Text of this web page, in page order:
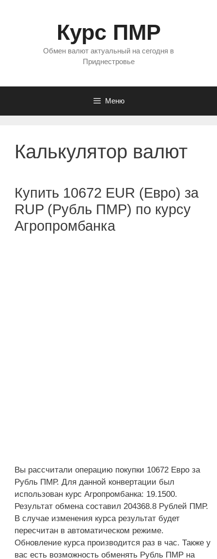
Курс ПМР
Обмен валют актуальный на сегодня в
Приднестровье
Меню
Калькулятор валют
Купить 10672 EUR (Евро) за
RUP (Рубль ПМР) по курсу
Агропромбанка
Вы рассчитали операцию покупки 10672 Евро за
Рубль ПМР. Для данной конвертации был
использован курс Агропромбанка: 19.1500.
Результат обмена составил 204368.8 Рублей ПМР.
В случае изменения курса результат будет
пересчитан в автоматическом режиме.
Обновление курса производится раз в час. Также у
вас есть возможность обменять Рубль ПМР на